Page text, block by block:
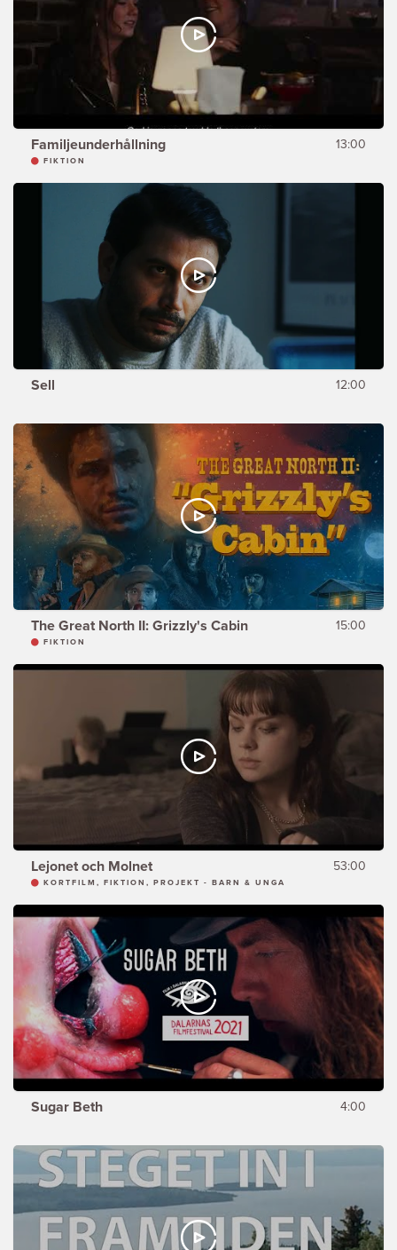
Familjeunderhållning 13:00
FIKTION
Sell 12:00
The Great North II: Grizzly's Cabin 15:00
FIKTION
Lejonet och Molnet 53:00
KORTFILM, FIKTION, PROJEKT - BARN & UNGA
Sugar Beth 4:00